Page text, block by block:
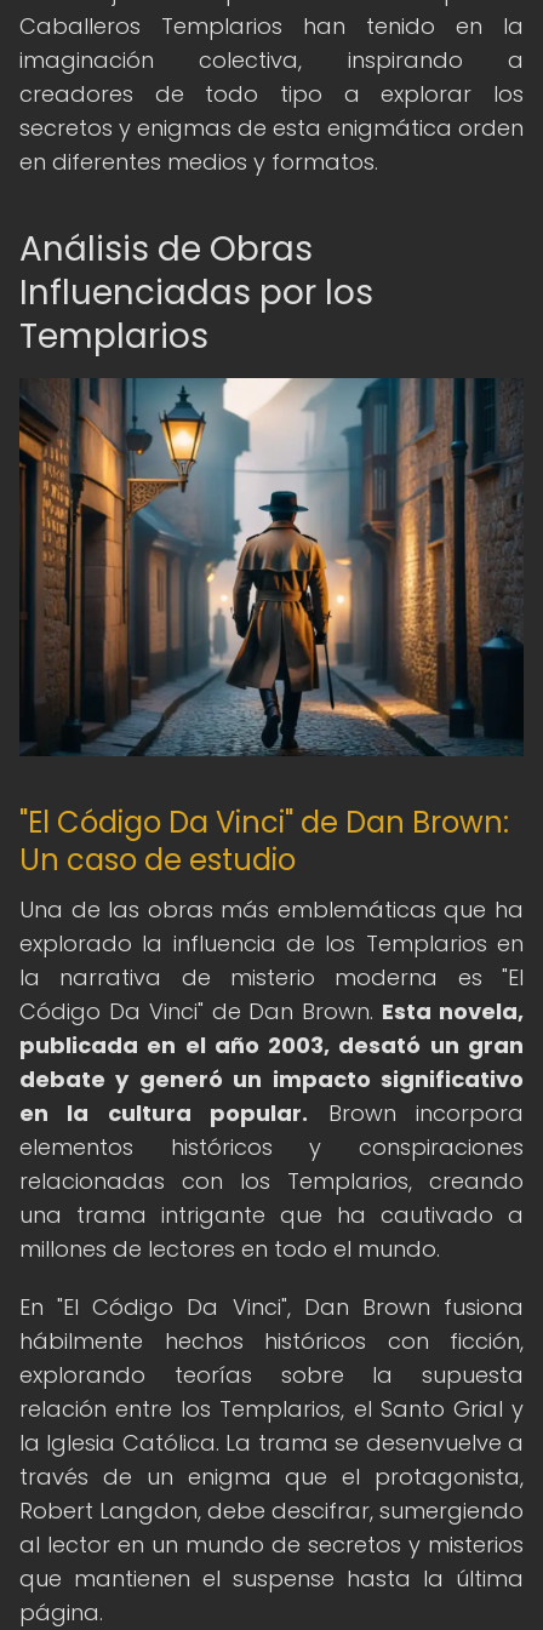
Caballeros Templarios han tenido en la
imaginación colectiva, inspirando a
creadores de todo tipo a explorar los
secretos y enigmas de esta enigmática orden
en diferentes medios y formatos.
Análisis de Obras
Influenciadas por los
Templarios
"El Código Da Vinci" de Dan Brown:
Un caso de estudio
Una de las obras más emblemáticas que ha
explorado la influencia de los Templarios en
la narrativa de misterio moderna es "El
Código Da Vinci" de Dan Brown. Esta novela,
publicada en el año 2003, desató un gran
debate y generó un impacto significativo
en la cultura popular. Brown incorpora
elementos históricos y conspiraciones
relacionadas con los Templarios, creando
una trama intrigante que ha cautivado a
millones de lectores en todo el mundo.
En "El Código Da Vinci", Dan Brown fusiona
hábilmente hechos históricos con ficción,
explorando teorías sobre la supuesta
relación entre los Templarios, el Santo Grial y
la Iglesia Católica. La trama se desenvuelve a
través de un enigma que el protagonista,
Robert Langdon, debe descifrar, sumergiendo
al lector en un mundo de secretos y misterios
que mantienen el suspense hasta la última
página.